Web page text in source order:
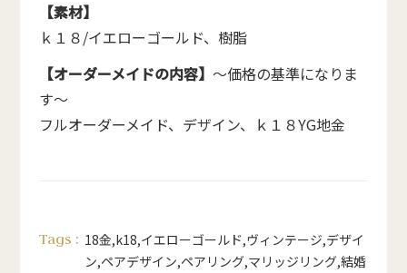
【素材】
ｋ１８/イエローゴールド、樹脂
【オーダーメイドの内容】 ～価格の基準になりま
す～
フルオーダーメイド、デザイン、ｋ１８YG地金
Tags : 18金,k18,イエローゴールド,ヴィンテージ,デザイ
ン,ペアデザイン,ペアリング,マリッジリング,結婚